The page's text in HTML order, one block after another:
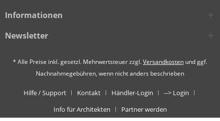
Informationen
Newsletter
* Alle Preise inkl. gesetzl. Mehrwertsteuer zzgl.Versandkosten und ggf.
Nachnahmegebühren, wenn nicht anders beschrieben
Hilfe / Support Kontakt Händler-Login
--> Login
Info für Architekten
Partner werden